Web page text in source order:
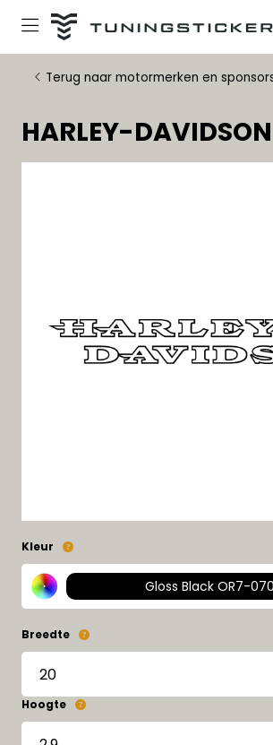
Terug naar motormerken en
HARLEY-
Kleur
Gloss Black OR7-070
Breedte
Hoogte